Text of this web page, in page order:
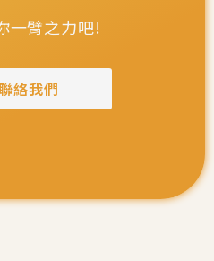
一臂之力吧!
絡我們